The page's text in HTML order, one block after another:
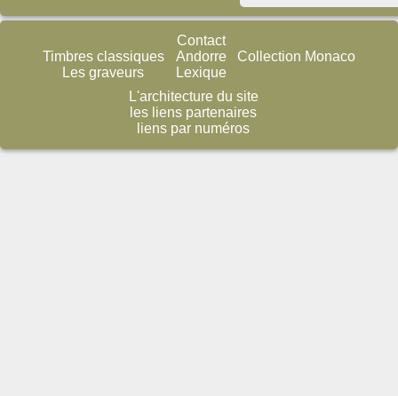
Timbres classiques
Les graveurs
Contact
Andorre
Lexique
Collection Monaco
L'architecture du site
les liens partenaires
liens par numéros